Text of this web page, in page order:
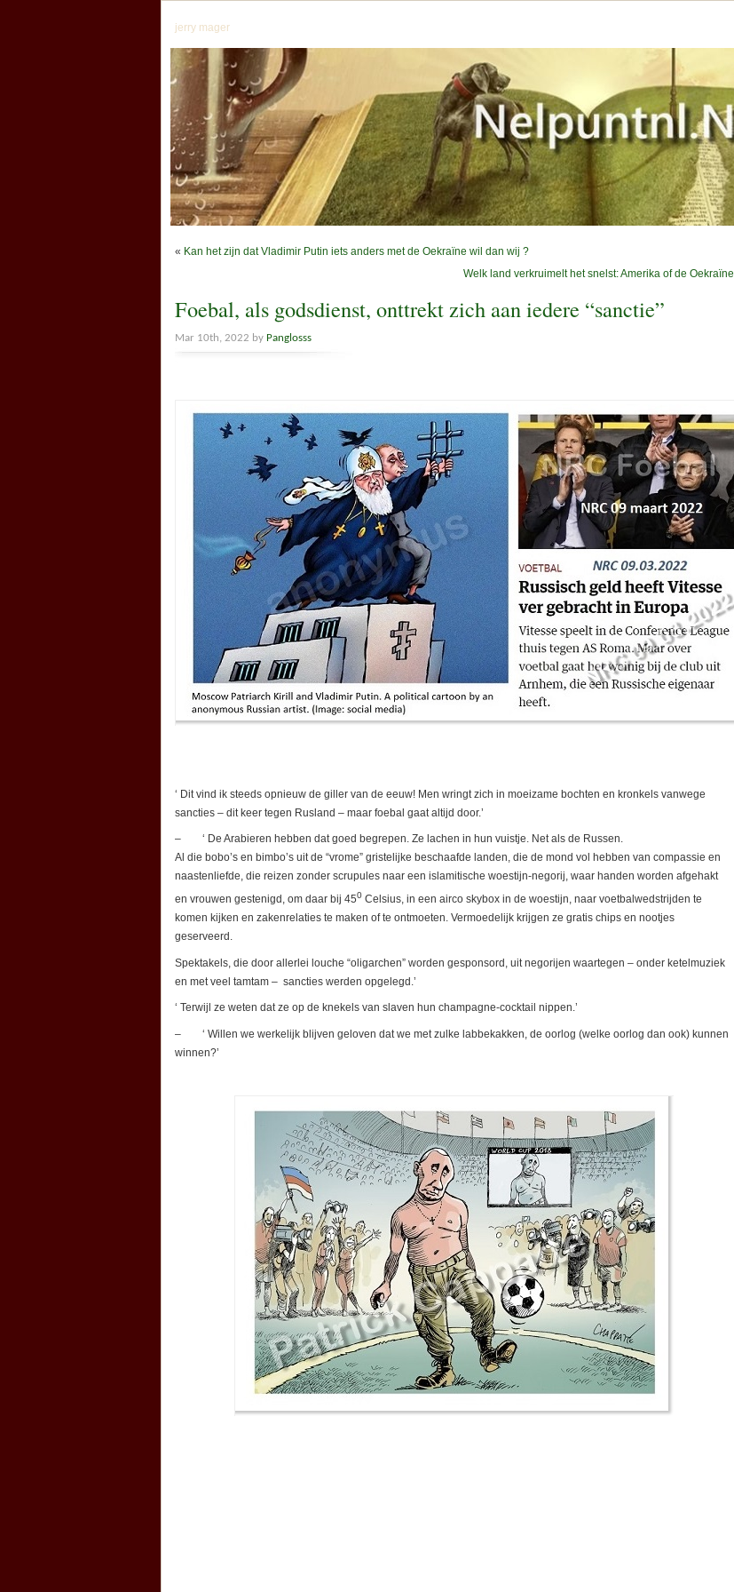
jerry mager
« Kan het zijn dat Vladimir Putin iets anders met de Oekraïne wil dan wij ?
Welk land verkruimelt het snelst: Amerika of de Oekraïne
Foebal, als godsdienst, onttrekt zich aan iedere “sanctie”
Mar 10th, 2022 by Panglosss
‘ Dit vind ik steeds opnieuw de giller van de eeuw! Men wringt zich in moeizame bochten en kronkels vanwege
sancties – dit keer tegen Rusland – maar foebal gaat altijd door.’
– ‘ De Arabieren hebben dat goed begrepen. Ze lachen in hun vuistje. Net als de Russen.
Al die bobo’s en bimbo’s uit de “vrome” gristelijke beschaafde landen, die de mond vol hebben van compassie en
naastenliefde, die reizen zonder scrupules naar een islamitische woestijn-negorij, waar handen worden afgehakt
en vrouwen gestenigd, om daar bij 450 Celsius, in een airco skybox in de woestijn, naar voetbalwedstrijden te
komen kijken en zakenrelaties te maken of te ontmoeten. Vermoedelijk krijgen ze gratis chips en nootjes
geserveerd.
Spektakels, die door allerlei louche “oligarchen” worden gesponsord, uit negorijen waartegen – onder ketelmuziek
en met veel tamtam – sancties werden opgelegd.’
‘ Terwijl ze weten dat ze op de knekels van slaven hun champagne-cocktail nippen.’
– ‘ Willen we werkelijk blijven geloven dat we met zulke labbekakken, de oorlog (welke oorlog dan ook) kunnen
winnen?’